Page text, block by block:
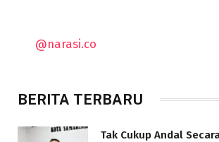
@narasi.co
BERITA TERBARU
Tak Cukup Andal